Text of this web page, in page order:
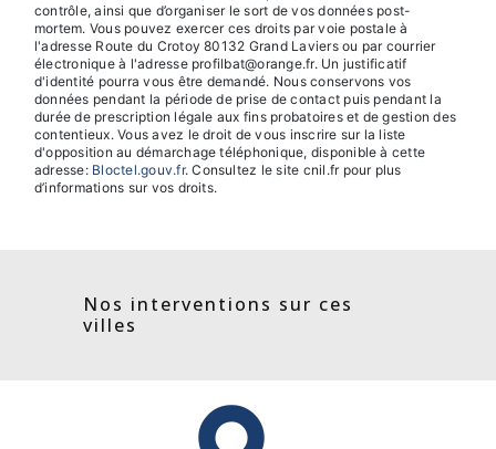
contrôle, ainsi que d’organiser le sort de vos données post-
mortem. Vous pouvez exercer ces droits par voie postale à
l'adresse Route du Crotoy 80132 Grand Laviers ou par courrier
électronique à l'adresse profilbat@orange.fr. Un justificatif
d'identité pourra vous être demandé. Nous conservons vos
données pendant la période de prise de contact puis pendant la
durée de prescription légale aux fins probatoires et de gestion des
contentieux. Vous avez le droit de vous inscrire sur la liste
d'opposition au démarchage téléphonique, disponible à cette
adresse: Bloctel.gouv.fr. Consultez le site cnil.fr pour plus
d’informations sur vos droits.
Nos interventions sur ces
villes